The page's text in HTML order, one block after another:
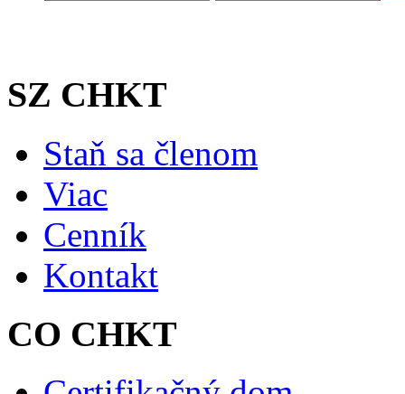
SZ CHKT
Staň sa členom
Viac
Cenník
Kontakt
CO CHKT